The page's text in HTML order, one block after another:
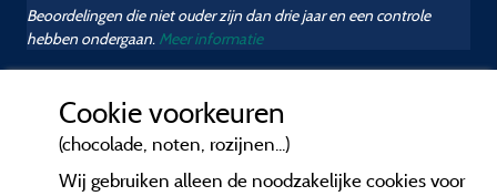
Beoordelingen die niet ouder zijn dan drie jaar en een controle
hebben ondergaan. Meer informatie
Cookie voorkeuren
(chocolade, noten, rozijnen...)
Wij gebruiken alleen de noodzakelijke cookies voor